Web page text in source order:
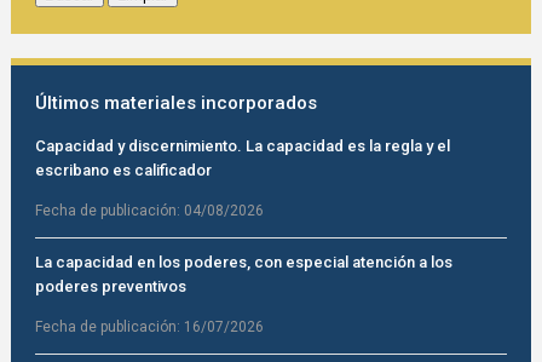
Últimos materiales incorporados
Capacidad y discernimiento. La capacidad es la regla y el
escribano es calificador
Fecha de publicación: 04/08/2026
La capacidad en los poderes, con especial atención a los
poderes preventivos
Fecha de publicación: 16/07/2026